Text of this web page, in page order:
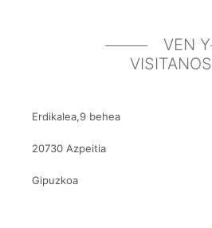
VEN Y
VISITANOS
Erdikalea,9 behea
20730 Azpeitia
Gipuzkoa